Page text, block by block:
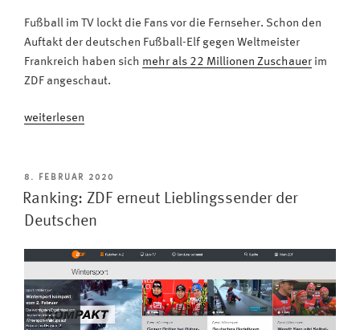
Fußball im TV lockt die Fans vor die Fernseher. Schon den
Auftakt der deutschen Fußball-Elf gegen Weltmeister
Frankreich haben sich mehr als 22 Millionen Zuschauer im
ZDF angeschaut.
„Fußball
Am
liebsten
alle
auf
TV
schauen“
weiterlesen
VERÖFFENTLICHT
AM
8. FEBRUAR 2020
Ranking: ZDF erneut Lieblingssender der
Deutschen